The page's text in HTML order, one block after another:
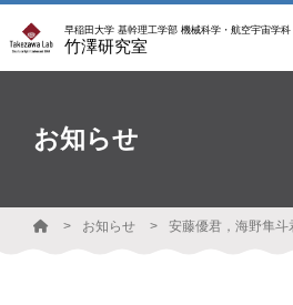
早稲田大学 基幹理工学部 機械科学・航空宇宙学科
竹澤研究室
お知らせ
お知らせ